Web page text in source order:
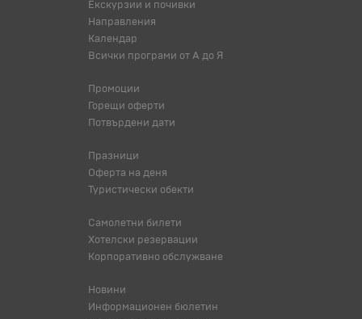
Екскурзии и почивки
Направления
Календар
Всички програми от А до Я
Промоции
Горещи оферти
Потвърдени дати
Празници
Оферта на деня
Туристически обекти
Самолетни билети
Хотелски резервации
Корпоративно обслужване
Новини
Информационен бюлетин